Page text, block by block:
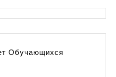
Обучающихся